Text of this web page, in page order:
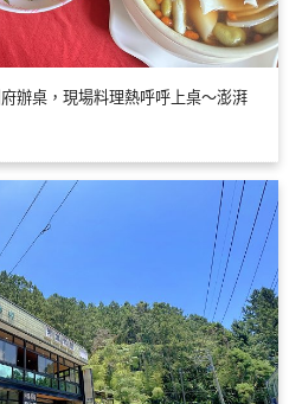
辦桌，現場料理熱呼呼上桌～澎湃